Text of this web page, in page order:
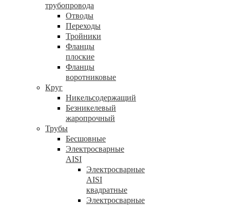
трубопровода
Отводы
Переходы
Тройники
Фланцы
плоские
Фланцы
воротниковые
Круг
Никельсодержащий
Безникелевый
жаропрочный
Трубы
Бесшовные
Электросварные
AISI
Электросварные
AISI
квадратные
Электросварные